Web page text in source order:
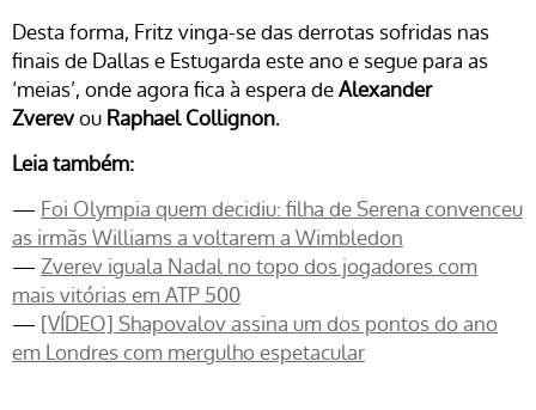
Desta forma, Fritz vinga-se das derrotas sofridas nas
finais de Dallas e Estugarda este ano e segue para as
‘meias’, onde agora fica à espera deAlexander
Zverevou Raphael Collignon.
Leia também:
— Foi Olympia quem decidiu: filha de Serena convenceu
as irmãs Williams a voltarem a Wimbledon
— Zverev iguala Nadal no topo dos jogadores com
mais vitórias em ATP 500
— [VÍDEO] Shapovalov assina um dos pontos do ano
em Londres com mergulho espetacular